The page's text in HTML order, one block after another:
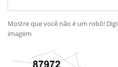
Mostre que você não é um robô!
imagem